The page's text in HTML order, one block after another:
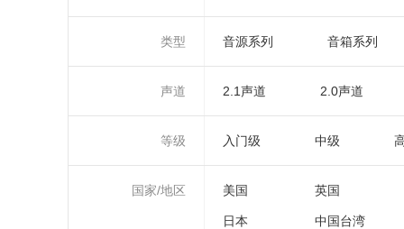
类型 音源系列 音箱系列
声道 2.1声道 2.0声道
等级 入门级 中级
国家/地区 美国 英国
日本 中国台湾